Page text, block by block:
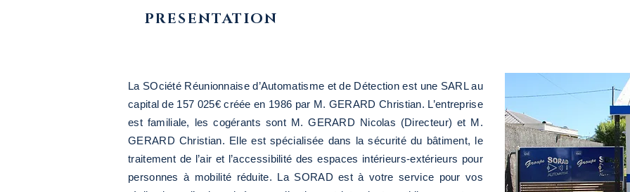
PRESENTATION
La SOciété Réunionnaise d’Automatisme et de Détection est une SARL au
capital de 157 025€ créée en 1986 par M. GERARD Christian. L’entreprise
est familiale, les cogérants sont M. GERARD Nicolas (Directeur) et M.
GERARD Christian. Elle est spécialisée dans la sécurité du bâtiment, le
traitement de l’air et l’accessibilité des espaces intérieurs-extérieurs pour
personnes à mobilité réduite. La SORAD est à votre service pour vos